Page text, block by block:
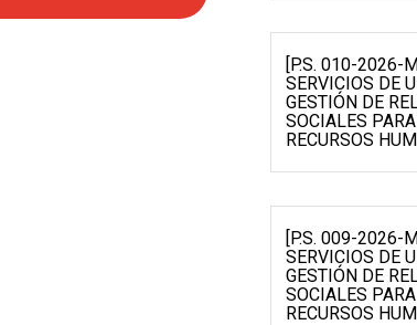
[P.S. 010-2026-
SERVICIOS DE
GESTIÓN DE
SOCIALES
RECURSOS
[P.S. 009-2026-
SERVICIOS DE
GESTIÓN DE
SOCIALES
RECURSOS